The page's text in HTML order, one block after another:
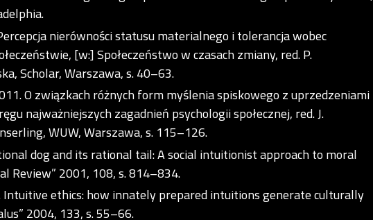
nierówności statusu materialnego i tolerancja wobec
[w:] Społeczeństwo w czasach zmiany, red. P.
Scholar, Warszawa, s. 40–63.
O związkach różnych form myślenia spiskowego z uprzedzeniami
najważniejszych zagadnień psychologii społecznej, red. J.
WUW, Warszawa, s. 115–126.
dog and its rational tail: A social intuitionist approach to moral
Review” 2001, 108, s. 814–834.
Intuitive ethics: how innately prepared intuitions generate culturally
2004, 133, s. 55–66.